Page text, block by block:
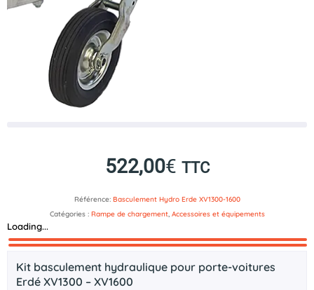
522,00€ TTC
Référence: Basculement Hydro Erde XV1300-1600
Catégories : Rampe de chargement, Accessoires et équipements
Loading...
Description
Documents technique
Kit basculement hydraulique pour porte-voitures
Erdé XV1300 – XV1600